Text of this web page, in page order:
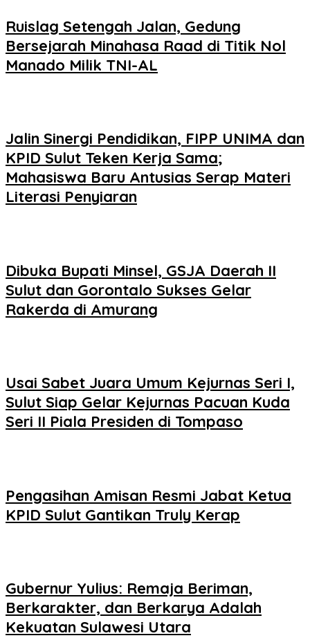
Ruislag Setengah Jalan, Gedung
Bersejarah Minahasa Raad di Titik Nol
Manado Milik TNI-AL
Jalin Sinergi Pendidikan, FIPP UNIMA dan
KPID Sulut Teken Kerja Sama;
Mahasiswa Baru Antusias Serap Materi
Literasi Penyiaran
Dibuka Bupati Minsel, GSJA Daerah II
Sulut dan Gorontalo Sukses Gelar
Rakerda di Amurang
Usai Sabet Juara Umum Kejurnas Seri I,
Sulut Siap Gelar Kejurnas Pacuan Kuda
Seri II Piala Presiden di Tompaso
Pengasihan Amisan Resmi Jabat Ketua
KPID Sulut Gantikan Truly Kerap
Gubernur Yulius: Remaja Beriman,
Berkarakter, dan Berkarya Adalah
Kekuatan Sulawesi Utara